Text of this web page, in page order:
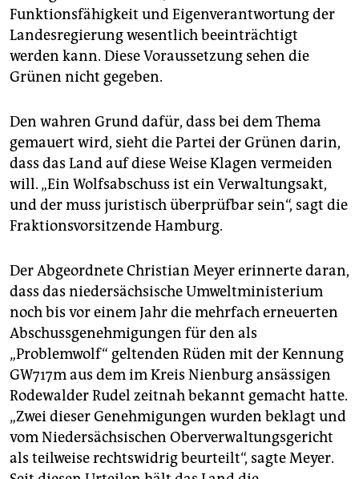
Funktionsfähigkeit und Eigenverantwortung der
Landesregierung wesentlich beeinträchtigt
werden kann. Diese Voraussetzung sehen die
Grünen nicht gegeben.
Den wahren Grund dafür, dass bei dem Thema
gemauert wird, sieht die Partei der Grünen darin,
dass das Land auf diese Weise Klagen vermeiden
will. „Ein Wolfsabschuss ist ein Verwaltungsakt,
und der muss juristisch überprüfbar sein“, sagt die
Fraktionsvorsitzende Hamburg.
Der Abgeordnete Christian Meyer erinnerte daran,
dass das niedersächsische Umweltministerium
noch bis vor einem Jahr die mehrfach erneuerten
Abschussgenehmigungen für den als
„Problemwolf“ geltenden Rüden mit der Kennung
GW717m aus dem im Kreis Nienburg ansässigen
Rodewalder Rudel zeitnah bekannt gemacht hatte.
„Zwei dieser Genehmigungen wurden beklagt und
vom Niedersächsischen Oberverwaltungsgericht
als teilweise rechtswidrig beurteilt“, sagte Meyer.